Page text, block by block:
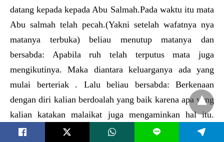
datang kepada kepada Abu Salmah.Pada waktu itu mata
Abu salmah telah pecah.(Yakni setelah wafatnya nya
matanya terbuka) beliau menutup matanya dan
bersabda: Apabila ruh telah terputus mata juga
mengikutinya. Maka diantara keluarganya ada yang
mulai berteriak . Lalu beliau bersabda: Berkenaan
dengan diri kalian berdoalah yang baik karena apa yang
kalian katakan malaikat juga mengaminkan hal itu.
Kemudian beliau berdoa.Wahai Allah ampunilah Abu
L